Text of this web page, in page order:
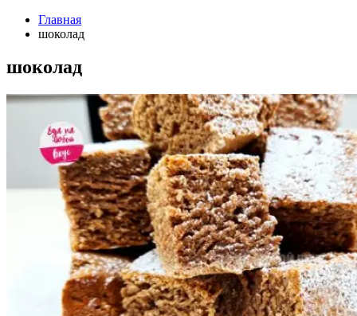
Главная
шоколад
шоколад